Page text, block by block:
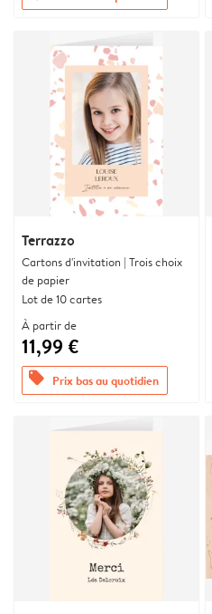
Terrazzo
Cartons d'invitation | Trois choix
de papier
Lot de 10 cartes
À partir de
11,99 €
offers Prix bas au quotidien